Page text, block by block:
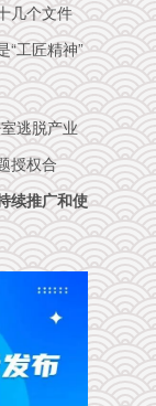
几个文件
“工匠精神”
逃脱产业
授权合
续推广和使